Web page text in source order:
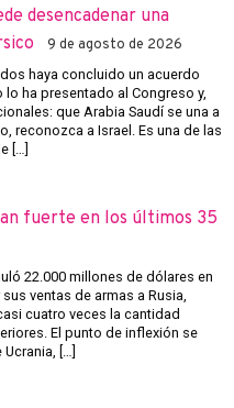
desencadenar una
9 de agosto de 2026
haya concluido un acuerdo
lo ha presentado al Congreso y,
que Arabia Saudí se una a
reconozca a Israel. Es una de las
[…]
fuerte en los últimos 35
22.000 millones de dólares en
ventas de armas a Rusia,
cuatro veces la cantidad
El punto de inflexión se
[…]